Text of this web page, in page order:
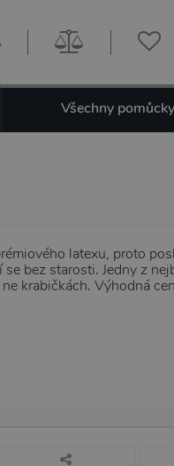
Všechny
latexu, proto
bez starosti. Jedny z
krabičkách. Výhodná